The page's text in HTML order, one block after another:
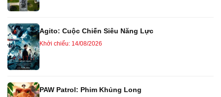
Agito: Cuộc Chiến Siêu Năng Lực
Khởi chiếu: 14/08/2026
PAW Patrol: Phim Khủng Long